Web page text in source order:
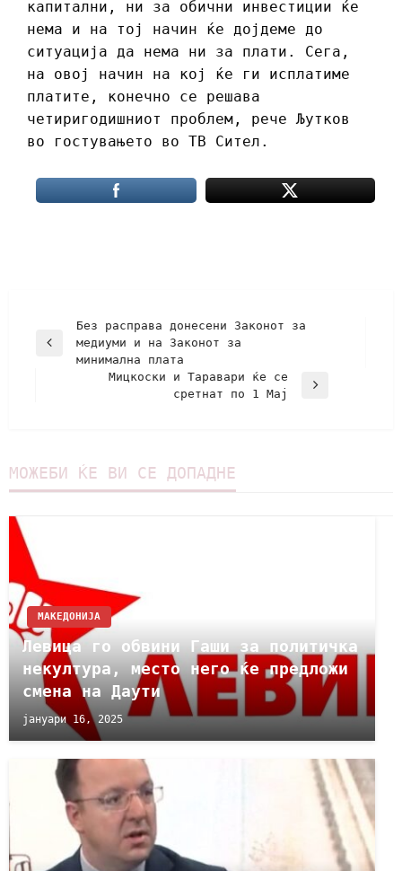
капитални, ни за обични инвестиции ќе
нема и на тој начин ќе дојдеме до
ситуација да нема ни за плати. Сега,
на овој начин на кој ќе ги исплатиме
платите, конечно се решава
четиригодишниот проблем, рече Љутков
во гостувањето во ТВ Сител.
Без расправа донесени Законот за
медиуми и на Законот за
минимална плата
Мицкоски и Таравари ќе се
сретнат по 1 Мај
МОЖЕБИ ЌЕ ВИ СЕ ДОПАДНЕ
МАКЕДОНИЈА
Левица го обвини Гаши за политичка
некултура, место него ќе предложи
смена на Даути
јануари 16, 2025